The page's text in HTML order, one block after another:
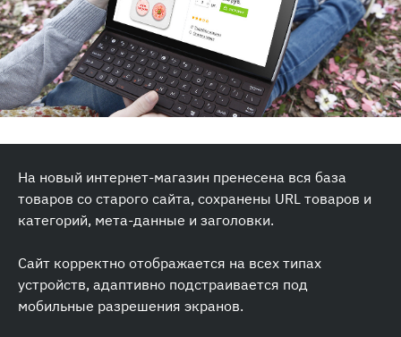
На новый интернет-магазин пренесена вся база
товаров со старого сайта, сохранены URL товаров и
категорий, мета-данные и заголовки.
Сайт корректно отображается на всех типах
устройств, адаптивно подстраивается под
мобильные разрешения экранов.